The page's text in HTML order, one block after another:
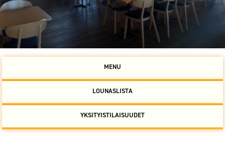
MENU
LOUNASLISTA
YKSITYISTILAISUUDET